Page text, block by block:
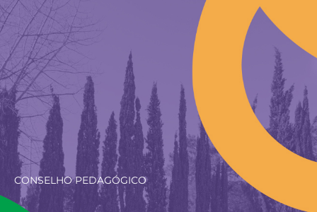
CONSELHO PEDAGÓGICO